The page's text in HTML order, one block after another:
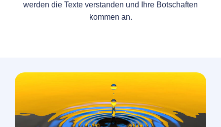
werden die Texte verstanden und Ihre Botschaften
kommen an.